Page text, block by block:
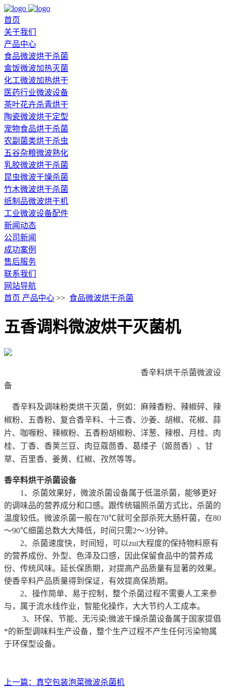
首页
关于我们
产品中心
食品微波烘干杀菌
盒饭微波加热灭菌
化工微波加热烘干
医药行业微波设备
茶叶花卉杀青烘干
陶瓷微波烘干定型
宠物食品烘干杀菌
农副菌类烘干杀虫
五谷杂粮微波熟化
乳胶微波烘干杀菌
昆虫微波干燥杀菌
竹木微波烘干杀菌
纸制品微波烘干机
工业微波设备配件
新闻动态
公司新闻
成功案例
售后服务
联系我们
网站导航
首页 产品中心 >> 食品微波烘干杀菌
五香调料微波烘干灭菌机
香辛料烘干杀菌微波设
备
香辛料及调味粉类烘干灭菌，例如：麻辣香粉、辣椒碎、辣
椒粉、五香粉、复合香辛料、十三香、沙姜、胡椒、花椒、蒜
片、咖喱粉、辣椒粉、五香粉胡椒粉、洋葱、辣根、月桂、肉
桂、丁香、香荚兰豆、肉豆蔻茴香、葛缕子（姬茴香）、甘
草、百里香、姜黄、红椒、孜然等等。
香辛料烘干杀菌设备
1、杀菌效果好，微波杀菌设备属于低温杀菌，能够更好
的调味品的营养成分和口感。跟传统辐照杀菌方式比，杀菌的
温度较低。微波杀菌一般在70℃就可全部杀死大肠杆菌，在80
～90℃细菌总数大大降低，时间只需2～3分钟。
2、杀菌速度快，时间短，可以zui大程度的保持物料原有
的营养成份、外型、色泽及口感，因此保留食品中的营养成
份、传统风味。延长保质期，对提高产品质量有显著的效果。
使香辛料产品质量得到保证，有效提高保质期。
2、操作简单、易于控制，整个杀菌过程不需要人工来参
与，属于流水线作业，智能化操作，大大节约人工成本。
3、环保、节能、无污染;微波干燥杀菌设备属于国家提倡
*的新型调味料生产设备，整个生产过程不产生任何污染物属
于环保型设备。
上一篇：真空包装泡菜微波杀菌机